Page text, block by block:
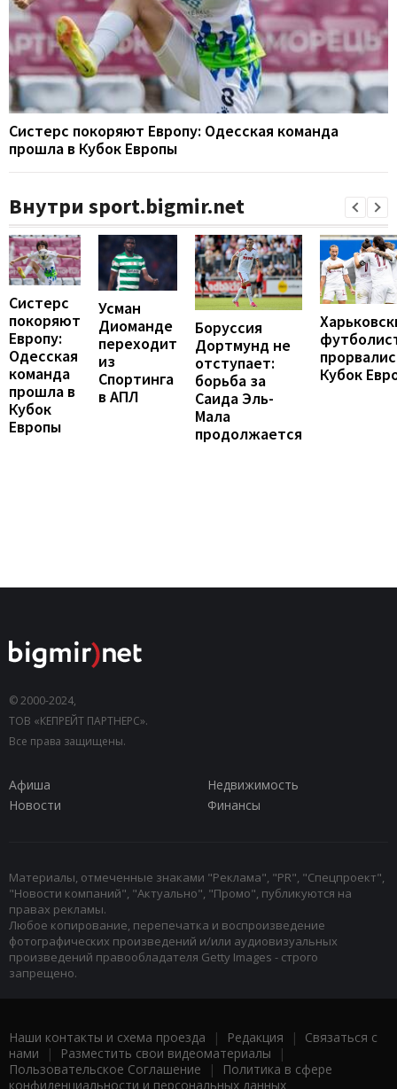
Систерс покоряют Европу: Одесская команда
прошла в Кубок Европы
Внутри sport.bigmir.net
Систерс
покоряют
Европу:
Одесская
команда
прошла в
Кубок
Европы
Усман
Диоманде
переходит
из
Спортинга
в АПЛ
Боруссия
Дортмунд не
отступает:
борьба за
Саида Эль-
Мала
продолжается
Кубок
© 2000-2024,
ТОВ «КЕПРЕЙТ ПАРТНЕРС».
Все права защищены.
Афиша
Недвижимость
Новости
Финансы
Материалы, отмеченные знаками "Реклама", "PR", "Спецпроект",
"Новости компаний", "Актуально", "Промо", публикуются на
правах рекламы.
Любое копирование, перепечатка и воспроизведение
фотографических произведений и/или аудиовизуальных
произведений правообладателя Getty Images - строго
запрещено.
Наши контакты и схема проезда | Редакция | Связаться с
нами | Разместить свои видеоматериалы |
Пользовательское Соглашение |
Политика в сфере
конфиденциальности и персональных данных